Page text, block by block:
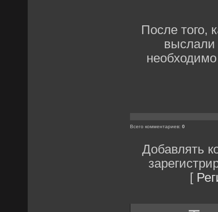
После того,
выслали
Всего комментариев:0
Добавлять
[